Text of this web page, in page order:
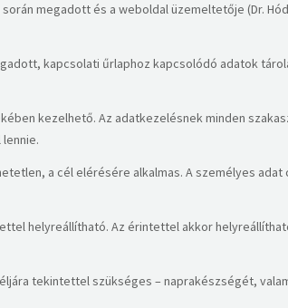
megadott és a weboldal üzemeltetője (Dr.
kapcsolati űrlaphoz kapcsolódó adatok
kezelhető. Az adatkezelésnek minden
a cél elérésére alkalmas. A személyes adat
helyreállítható. Az érintettel akkor
tekintettel szükséges – naprakészségét,